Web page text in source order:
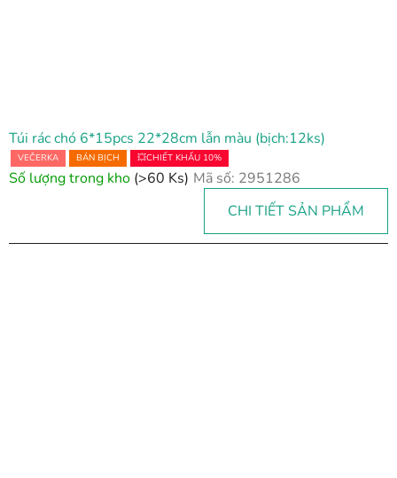
Túi rác chó 6*15pcs 22*28cm lẫn màu (bịch:12ks)
VEČERKA BÁN BỊCH 💥CHIẾT KHẤU 10%
Số lượng trong kho (>60 Ks) Mã số: 2951286
CHI TIẾT SẢN PHẨM